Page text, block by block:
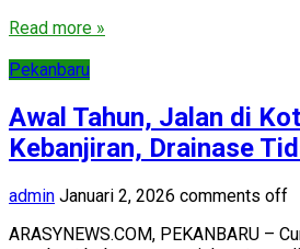
Read more »
Pekanbaru
Awal Tahun, Jalan di
Kebanjiran, Drainase
admin Januari 2, 2026 comments off
ARASYNEWS.COM, PEKANBARU –